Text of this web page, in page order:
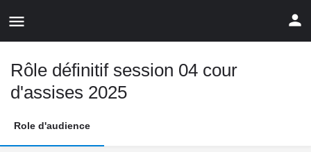
Rôle définitif session 04 cour
d'assises 2025
Role d'audience